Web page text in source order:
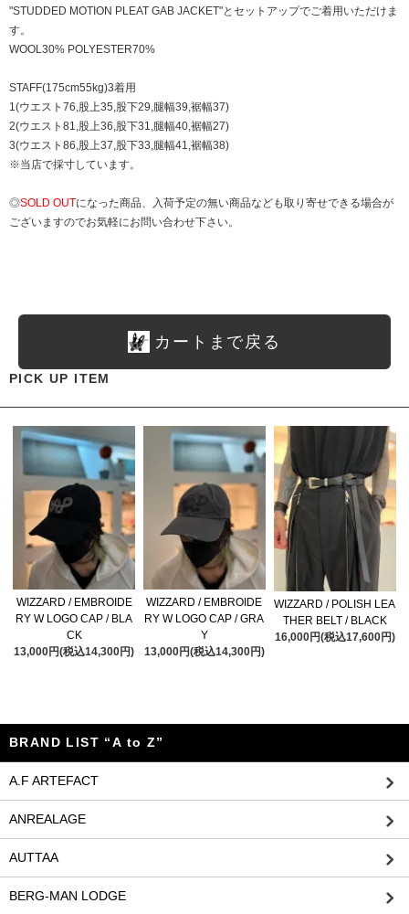
"STUDDED MOTION PLEAT GAB JACKET"とセットアップでご着用いただけま
す。
WOOL30% POLYESTER70%
STAFF(175cm55kg)3着用
1(ウエスト76,股上35,股下29,腿幅39,裾幅37)
2(ウエスト81,股上36,股下31,腿幅40,裾幅27)
3(ウエスト86,股上37,股下33,腿幅41,裾幅38)
※当店で採寸しています。
◎SOLD OUTになった商品、入荷予定の無い商品なども取り寄せできる場合が
ございますのでお気軽にお問い合わせ下さい。
カートまで戻る
PICK UP ITEM
WIZZARD / EMBROIDE
RY W LOGO CAP / BLA
CK
13,000円(税込14,300円)
WIZZARD / EMBROIDE
RY W LOGO CAP / GRA
Y
13,000円(税込14,300円)
WIZZARD / POLISH LEA
THER BELT / BLACK
16,000円(税込17,600円)
BRAND LIST “A to Z”
A.F ARTEFACT
ANREALAGE
AUTTAA
BERG-MAN LODGE